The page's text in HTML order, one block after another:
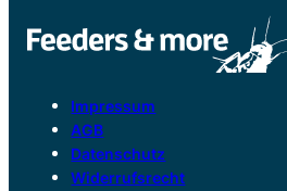
Impressum
AGB
Datenschutz
Widerrufsrecht